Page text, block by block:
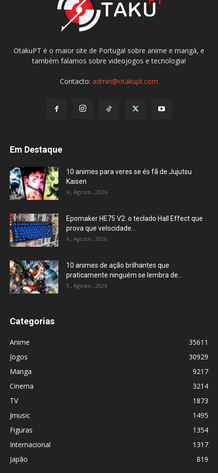
OtakuPT é o maior site de Portugal sobre anime e mangá, e
também falamos sobre videojogos e tecnologia!
Contacto: admin@otakupt.com
Em Destaque
10 animes para veres se és fã de Jujutsu
Kaisen
6 , Agosto , 2026
Epomaker HE75 V2: o teclado Hall Effect que
prova que velocidade...
6 , Agosto , 2026
10 animes de ação brilhantes que
praticamente ninguém se lembra de...
5 , Agosto , 2026
Categorias
Anime
35611
Jogos
30929
Manga
9217
Cinema
3214
TV
1873
Jmusic
1495
Figuras
1354
Internacional
1317
Japão
819